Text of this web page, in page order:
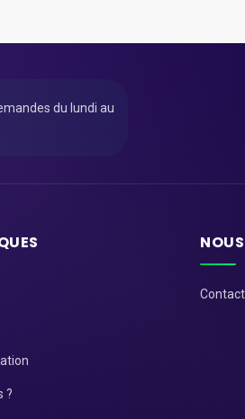
du lundi au
?